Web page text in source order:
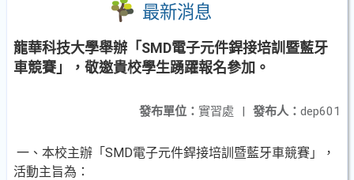
最新消息
龍華科技大學舉辦「SMD電子元件銲接培訓暨藍牙
車競賽」，敬邀貴校學生踴躍報名參加。
發布人： dep601
發布單位： 實習處 |
一、本校主辦「SMD電子元件銲接培訓暨藍牙車競賽」，
活動主旨為：